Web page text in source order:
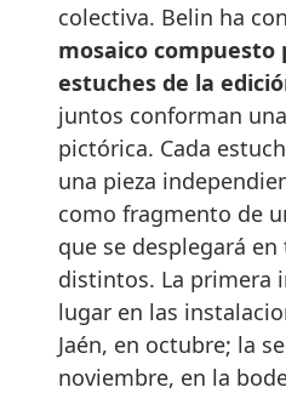
colectiva. Belin ha
mosaico compuesto
estuches de la
juntos conforman
pictórica. Cada
una pieza
como fragmento de
que se desplegará
distintos. La primera
lugar en las
Jaén, en octubre; la
noviembre, en la